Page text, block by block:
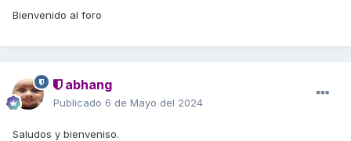
Bienvenido al foro
abhang
Publicado 6 de Mayo del 2024
Saludos y bienveniso.